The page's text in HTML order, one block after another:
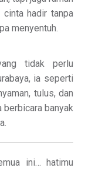
cinta hadir tanpa
menyentuh.
tidak perlu
ia seperti
tulus, dan
berbicara banyak
ini… hatimu